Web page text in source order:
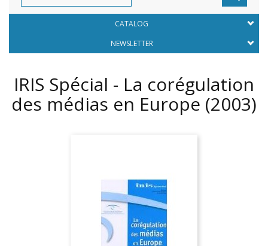
CATALOG
NEWSLETTER
IRIS Spécial - La corégulation
des médias en Europe (2003)